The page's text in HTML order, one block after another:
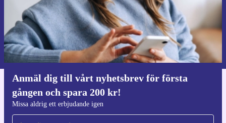
Anmäl dig till vårt nyhetsbrev för första
gången och spara 200 kr!
Missa aldrig ett erbjudande igen
Begär kupong
Information om användningen av personuppgifter finns i vår
Integritetspolicy.
Ladda ner refurbed appen
För iOS och Android